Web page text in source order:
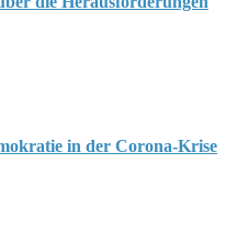
in der Corona-Krise